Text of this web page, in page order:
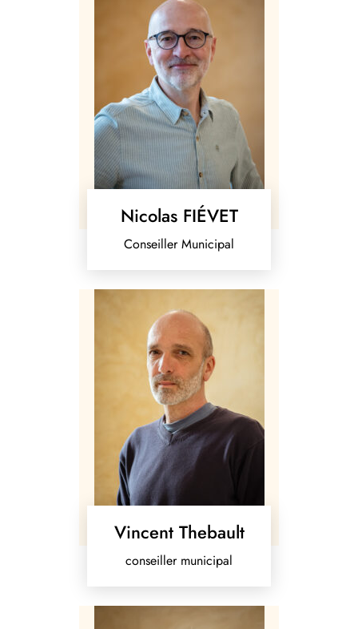
Nicolas FIÉVET
Conseiller Municipal
Vincent Thebault
conseiller municipal